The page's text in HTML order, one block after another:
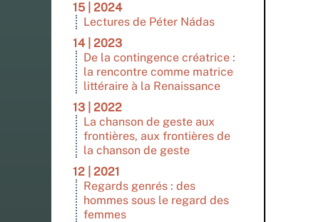
15 | 2024
Lectures de Péter Nádas
14 | 2023
De la contingence créatrice :
la rencontre comme matrice
littéraire à la Renaissance
13 | 2022
La chanson de geste aux
frontières, aux frontières de
la chanson de geste
12 | 2021
Regards genrés : des
hommes sous le regard des
femmes